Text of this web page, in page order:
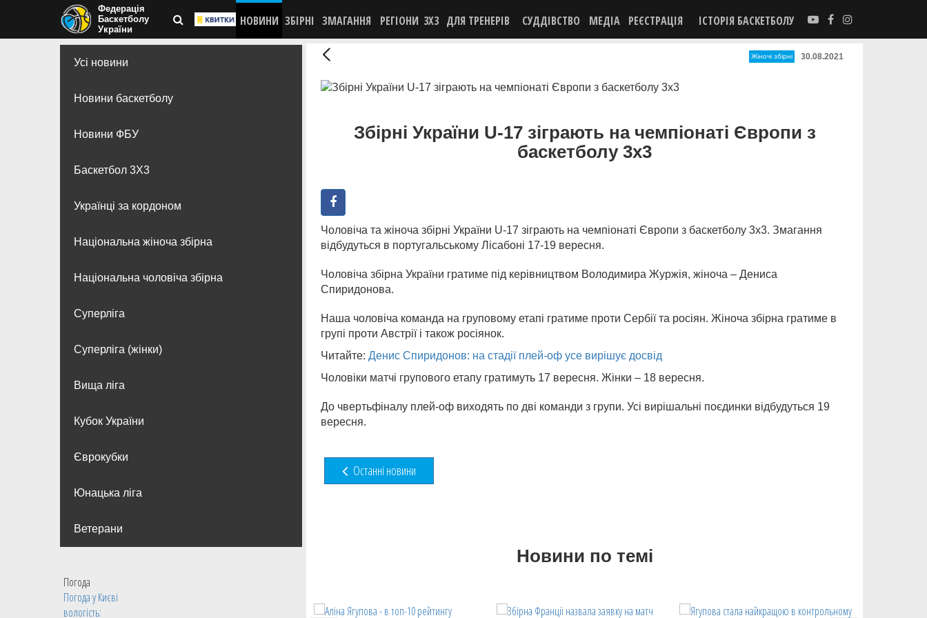
Федерація
Баскетболу
України
НОВИНИ ЗБІРНІ ЗМАГАННЯ РЕГІОНИ 3X3 ДЛЯ ТРЕНЕРІВ СУДДІВСТВО МЕДІА РЕЄСТРАЦІЯ ІСТОРІЯ БАСКЕТБОЛУ
Усі новини
Новини баскетболу
Новини ФБУ
Баскетбол 3Х3
Українці за кордоном
Національна жіноча збірна
Національна чоловіча збірна
Суперліга
Суперліга (жінки)
Вища лiга
Кубок України
Єврокубки
Юнацька ліга
Ветерани
Погода
Погода уКиєві
вологість:
Жіночі збірні 30.08.2021
Збірні України U-17 зіграють на чемпіонаті Європи з
баскетболу 3х3
Чоловіча та жіноча збірні України U-17 зіграють на чемпіонаті Європи з баскетболу 3х3. Змагання
відбудуться в португальському Лісабоні 17-19 вересня.
Чоловіча збірна України гратиме під керівництвом Володимира Журжія, жіноча – Дениса
Спиридонова.
Наша чоловіча команда на груповому етапі гратиме проти Сербії та росіян. Жіноча збірна гратиме в
групі проти Австрії і також росіянок.
Читайте: Денис Спиридонов: на стадії плей-оф усе вирішує досвід
Чоловіки матчі групового етапу гратимуть 17 вересня. Жінки – 18 вересня.
До чвертьфіналу плей-оф виходять по дві команди з групи. Усі вирішальні поєдинки відбудуться 19
вересня.
Останні новини
Новини по темі